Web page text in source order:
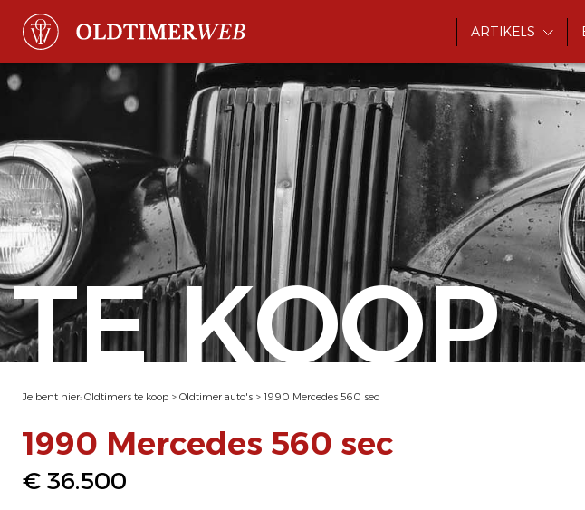
ARTIKELS
TE KOOP
Je bent hier: Oldtimers te koop > Oldtimer auto's > 1990 Mercedes 560 sec
1990 Mercedes 560 sec
€ 36.500